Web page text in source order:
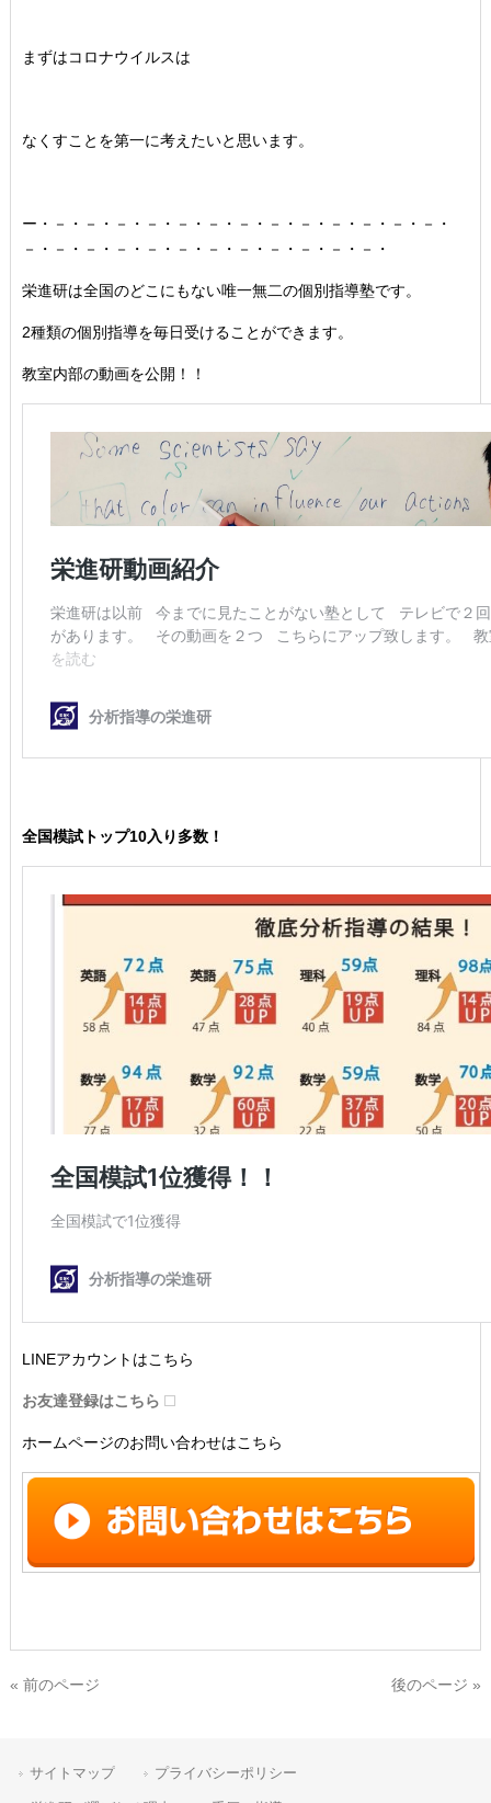
まずはコロナウイルスは
なくすことを第一に考えたいと思います。
ー・－・－・－・－・－・－・－・－・－・－・－・－・－・
－・－・－・－・－・－・－・－・－・－・－・－・
栄進研は全国のどこにもない唯一無二の個別指導塾です。
2種類の個別指導を毎日受けることができます。
教室内部の動画を公開！！
全国模試トップ10入り多数！
LINEアカウントはこちら
お友達登録はこちら
ホームページのお問い合わせはこちら
« 前のページ 後のページ »
サイトマップ プライバシーポリシー